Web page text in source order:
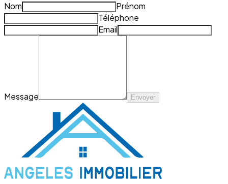
Nom
Prénom
Téléphone
Email
Message Envoyer